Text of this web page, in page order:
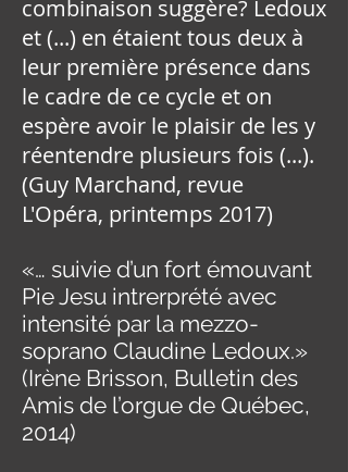
combinaison suggère? Ledoux
et (...) en étaient tous deux à
leur première présence dans
le cadre de ce cycle et on
espère avoir le plaisir de les y
réentendre plusieurs fois (...).
(Guy Marchand, revue
L'Opéra, printemps 2017)
«… suivie d’un fort émouvant
Pie Jesu intrerprété avec
intensité par la mezzo-
soprano Claudine Ledoux.»
(Irène Brisson, Bulletin des
Amis de l’orgue de Québec,
2014)